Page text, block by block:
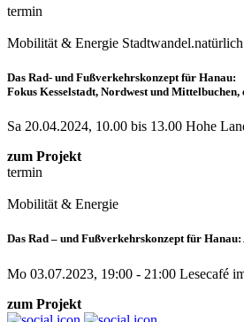
termin
Mobilität & Energie Stadtwandel.natürlich
Das Rad- und Fußverkehrskonzept für Hanau:
Fokus Kesselstadt, Nordwest und Mittelbuchen,
Sa 20.04.2024, 10.00 bis 13.00 Hohe
zum Projekt
termin
Mobilität & Energie
Das Rad – und Fußverkehrskonzept für
Mo 03.07.2023, 19:00 - 21:00 Lesecafé
zum Projekt